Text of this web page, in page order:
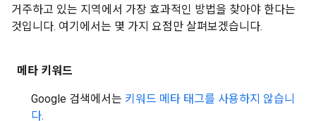
거주하고 있는 지역에서 가장 효과적인 방법을 찾아야 한다는
것입니다. 여기에서는 몇 가지 요점만 살펴보겠습니다.
메타 키워드
Google 검색에서는 키워드 메타 태그를 사용하지 않습니
다.